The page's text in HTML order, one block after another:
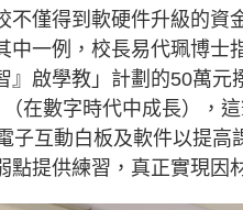
不僅得到軟硬件升級的資
中一例，校長易代珮博
』啟學教」計劃的50萬
在數字時代中成長），
子互動白板及軟件以提
提供練習，真正實現因